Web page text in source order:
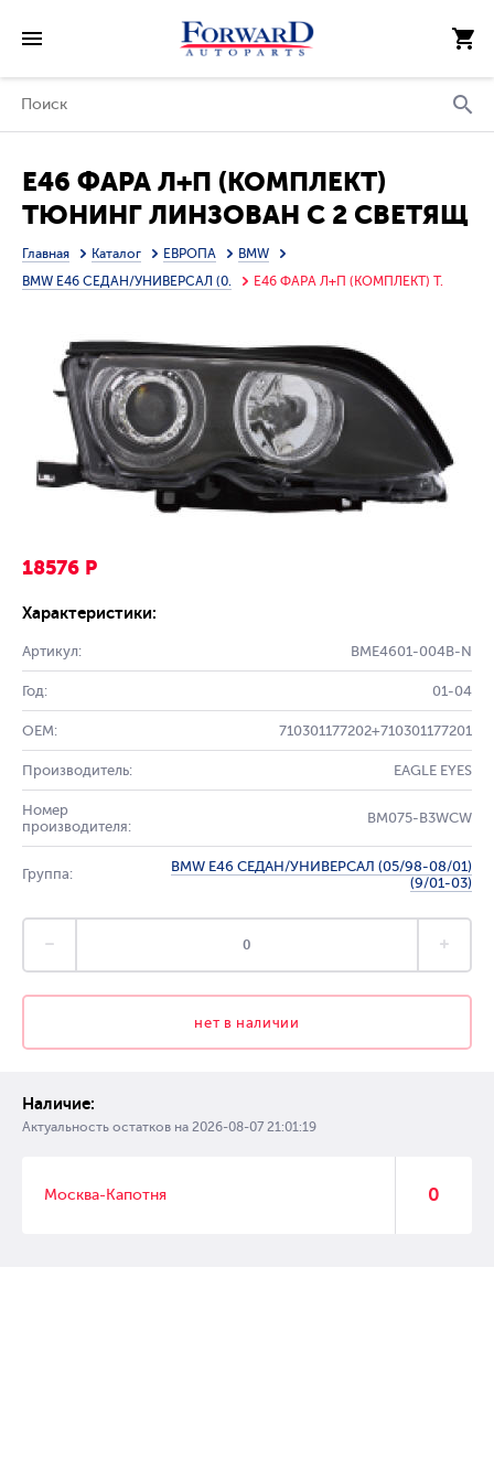
E46 ФАРА Л+П (КОМПЛЕКТ)
ТЮНИНГ ЛИНЗОВАН С 2 СВЕТЯЩ
ОБОДК С РЕГ.МОТОР (EAGLE
EYES) ВНУТРИ ЧЕРН
Главная Каталог ЕВРОПА
BMW
BMW E46 СЕДАН/УНИВЕРСАЛ (0.
E46 ФАРА Л+П (КОМПЛЕКТ) Т.
18576 Р
Характеристики:
Артикул: BME4601-004B-N
Год: 01-04
OEM: 710301177202+710301177201
Производитель: EAGLE EYES
Номер
производителя:
BM075-B3WCW
Группа:
BMW E46 СЕДАН/УНИВЕРСАЛ (05/98-08/01)
(9/01-03)
нет в наличии
Наличие:
Актуальность остатков на 2026-08-07 21:01:19
Москва-Капотня 0